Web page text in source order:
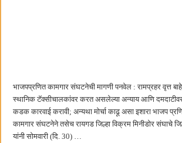
भाजपप्रणित कामगार संघटनेची मागणी पनवेल : रामप्रहर वृत्त
स्थानिक टॅक्सीचालकांवर करत असलेल्या अन्याय आणि दमदाटीवर
कडक कारवाई करावी; अन्यथा मोर्चा काढू असा इशारा भाजप
कामगार संघटनेने तसेच रायगड जिल्हा विक्रम मिनीडोर संघाचे
यांनी सोमवारी (दि. 30) …